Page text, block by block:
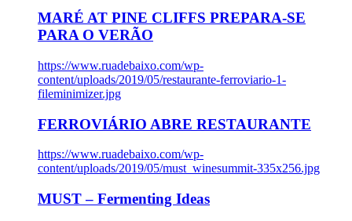
MARÉ AT PINE CLIFFS PREPARA-SE
PARA O VERÃO
https://www.ruadebaixo.com/wp-
content/uploads/2019/05/restaurante-ferroviario-1-
fileminimizer.jpg
FERROVIÁRIO ABRE RESTAURANTE
https://www.ruadebaixo.com/wp-
content/uploads/2019/05/must_winesummit-335x256.jpg
MUST – Fermenting Ideas